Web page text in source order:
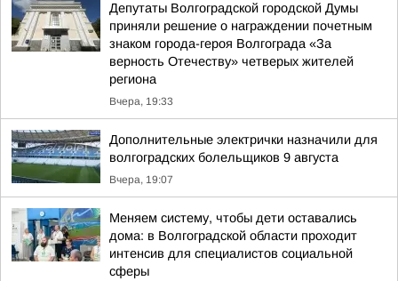
Депутаты Волгоградской городской Думы
приняли решение о награждении почетным
знаком города-героя Волгограда «За
верность Отечеству» четверых жителей
региона
Вчера, 19:33
Дополнительные электрички назначили для
волгоградских болельщиков 9 августа
Вчера, 19:07
Меняем систему, чтобы дети оставались
дома: в Волгоградской области проходит
интенсив для специалистов социальной
сферы